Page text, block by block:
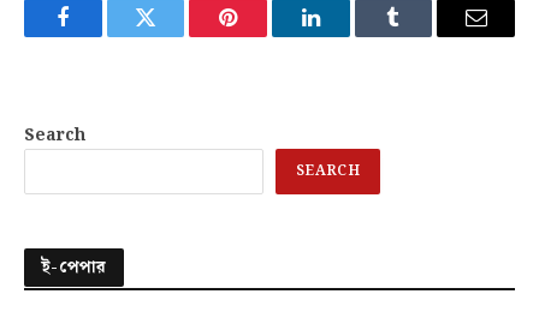
FacebookTwitter Pinterest LinkedInTumblr Email
Search
SEARCH
ই-পেপার